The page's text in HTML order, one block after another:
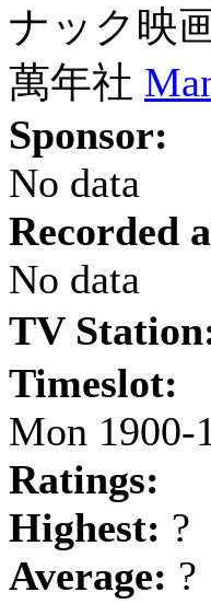
ナック映
萬年社
Sponsor:
No data
Recorded
No data
TV
Timeslot:
Mon 1900-
Ratings:
Highest: ?
Average: ?